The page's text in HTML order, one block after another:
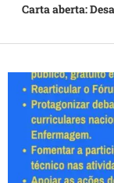
Carta aberta: